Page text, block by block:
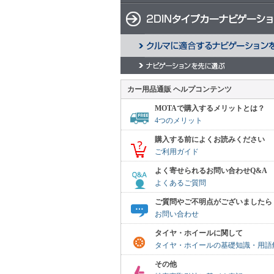
カー用品通販 ヘルプコンテンツ
MOTAで購入するメリットとは？
4つのメリット
購入する前によくお読みください
ご利用ガイド
よく寄せられるお問い合わせQ&A
よくあるご質問
ご質問やご不明点がございましたら
お問い合わせ
タイヤ・ホイールに関して
タイヤ・ホイールの基礎知識・用語
その他